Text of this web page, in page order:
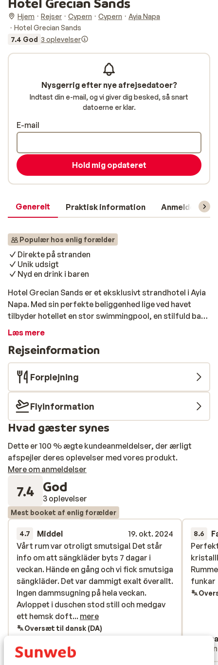
Hjem Rejser Cypern Cypern
Ayia Napa
Hotel Grecian Sands
7.4 God 3 oplevelser
Generelt Praktisk information Anmeldelser
Populær hos enlig forælder
Direkte på stranden
Unik udsigt
Nyd en drink i baren
Hotel Grecian Sands er et eksklusivt strandhotel i Ayia
Napa. Med sin perfekte beliggenhed lige ved havet
tilbyder hotellet en stor swimmingpool, en stilfuld bar
og en solterrasse med panoramaudsigt. De elegant
faciliteter, der sikrer en afslappende ferie. Hotellet har
et bredt udvalg af faciliteter, herunder en restaurant
med lækre retter, en hyggelig bar og en luksuriøs spa,
hvor du kan nyde velvære i smukke omgivelser.
Læs mere
Rejseinformation
Forplejning
Flyinformation
Hvad gæster synes
Dette er 100 % ægte kundeanmeldelser, der ærligt
afspejler deres oplevelser med vores produkt.
Mere om anmeldelser
7.4 God
3 oplevelser
Mest booket af enlig forælder
4.7 Middel
19. okt. 2024
Vårt rum var otroligt smutsiga! Det står
info om att sängkläder byts 7 dagar i
veckan. Hände en gång och vi fick smutsiga
sängkläder. Det var dammigt exalt överallt.
Ingen dammsugning på hela veckan.
Avloppet i duschen stod still och medgav
ett hemsk doft. De gick in och spaya
doftspray och kände att problemet är
på ett 4 stjärnigt hotell är inte okej. Ingen
Vårt rum var otroligt smutsiga! Det står
info om att sängkläder byts 7 dagar i
veckan. Hände en gång och vi fick smutsiga
sängkläder. Det var dammigt exalt överallt.
Ingen dammsugning på hela veckan.
Avloppet i duschen stod still och medgav
ett hemsk doft... mere
Oversæt til dansk (DA)
Med partner
8.6
funkar
funkar
Nysgerrig efter nye afrejsedatoer?
Indtast din e-mail, og vi giver dig besked, så snart
datoerne er klar.
E-mail
Hold mig opdateret